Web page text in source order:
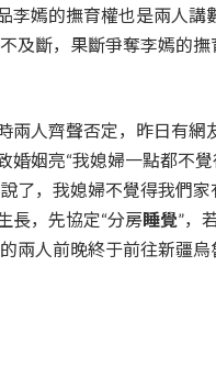
李嫣的撫育權也是兩人
及斷，果斷爭奪李嫣的
人齊聲否定，昨日有網
婚姻亮“我媳婦一點都不
了，我媳婦不覺得我們
長，先協定“分房睡覺”，
兩人前晚終于前往新疆